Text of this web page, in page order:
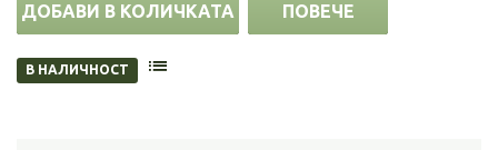
ДОБАВИ В КОЛИЧКАТА ПОВЕЧЕ
В НАЛИЧНОСТ